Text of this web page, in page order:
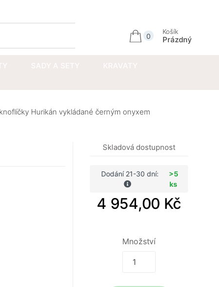
0
Košík
Prázdný
Hurikán vykládané černým onyxem
Skladová dostupnost
Dodání 21-30 dní:
>5
ks
4 954,00 Kč
Množství